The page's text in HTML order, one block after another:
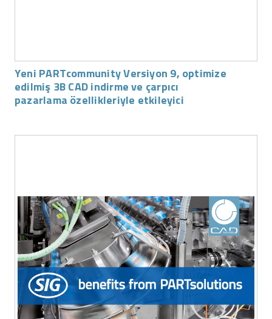
Yeni PARTcommunity Versiyon 9, optimize
edilmiş 3B CAD indirme ve çarpıcı
pazarlama özellikleriyle etkileyici